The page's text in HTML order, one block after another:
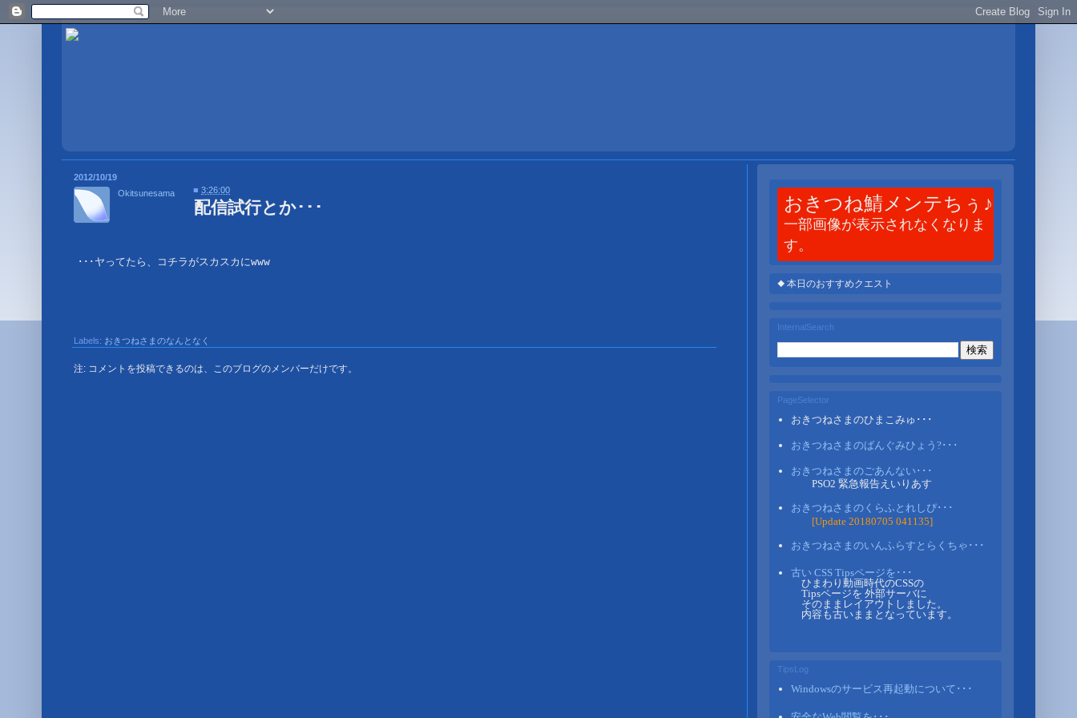
2012/10/19
配信試行とか･･･
･･･ヤってたら、コチラがスカスカにwww
Okitsunesama ■3:26:00
Labels: おきつねさまのなんとなく
注: コメントを投稿できるのは、このブログのメンバーだけです。
おきつね鯖メンテちぅ♪
一部画像が表示されなくなりま
す。
◆ 本日のおすすめクエスト
InternalSearch
PageSelector
おきつねさまのひまこみゅ･･･
おきつねさまのばんぐみひょう?･･･
おきつねさまのごあんない･･･
PSO2 緊急報告えいりあす
おきつねさまのくらふとれしぴ･･･
[Update 20180705 041135]
おきつねさまのいんふらすとらくちゃ･･･
古い CSS Tipsページを･･･
ひまわり動画時代のCSSの
Tipsページを 外部サーバに
そのままレイアウトしました。
内容も古いままとなっています。
TipsLog
Windowsのサービス再起動について･･･